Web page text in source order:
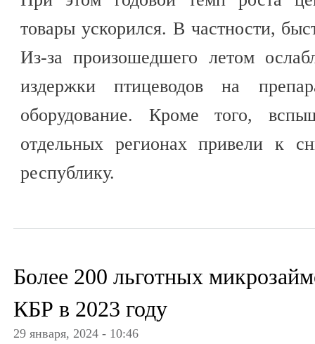
товары ускорился. В частности,
Из-за произошедшего летом
издержки птицеводов на
оборудование. Кроме того,
отдельных регионах привели к
республику.
Более 200 льготных
КБР в 2023 году
29 января, 2024 - 10:46